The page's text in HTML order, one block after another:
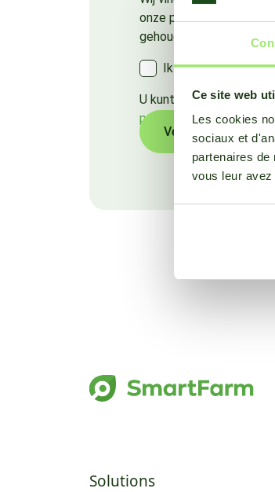
Ce site web
Les cookies
sociaux et
partenaires
vous leur
onze producten en
gehouden wilt worden:
Ik ga ermee
U kunt u op elk moment
privacybeleid voor
Solutions